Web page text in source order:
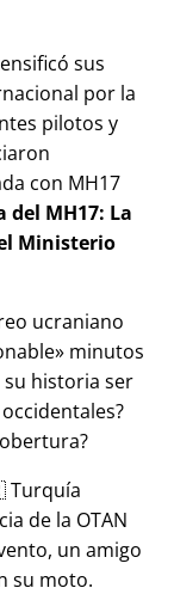
sus
por la
pilotos y
con MH17
del MH17: La
Ministerio
ucraniano
minutos
historia ser
Turquía
de la OTAN
un amigo
su moto.